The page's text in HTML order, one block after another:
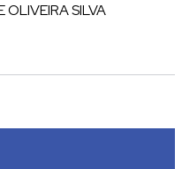
OLIVEIRA SILVA